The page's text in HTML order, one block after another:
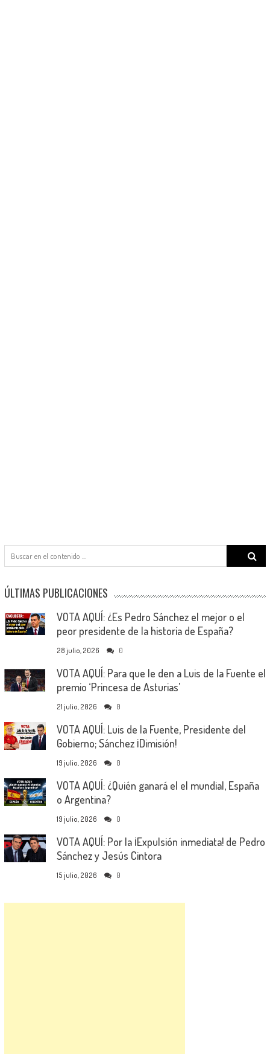
Search
for:
ÚLTIMAS PUBLICACIONES
VOTA AQUÍ: ¿Es Pedro Sánchez el mejor o el
peor presidente de la historia de España?
28 julio, 2026 0
VOTA AQUÍ: Para que le den a Luis de la Fuente el
premio ‘Princesa de Asturias’
21 julio, 2026 0
VOTA AQUÍ: Luis de la Fuente, Presidente del
Gobierno; Sánchez ¡Dimisión!
19 julio, 2026 0
VOTA AQUÍ: ¿Quién ganará el el mundial, España
o Argentina?
19 julio, 2026 0
VOTA AQUÍ: Por la ¡Expulsión inmediata! de Pedro
Sánchez y Jesús Cintora
15 julio, 2026 0